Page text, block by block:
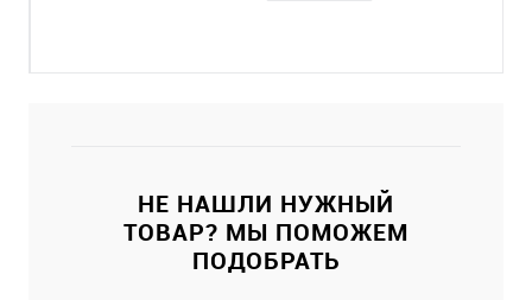
НЕ НАШЛИ НУЖНЫЙ
ТОВАР? МЫ ПОМОЖЕМ
ПОДОБРАТЬ